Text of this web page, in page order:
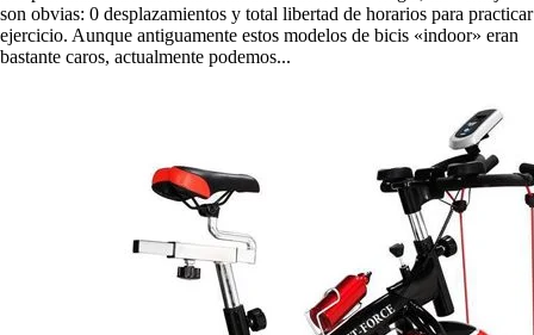
son obvias: 0 desplazamientos y total libertad de horarios para practicar
ejercicio. Aunque antiguamente estos modelos de bicis «indoor» eran
bastante caros, actualmente podemos...